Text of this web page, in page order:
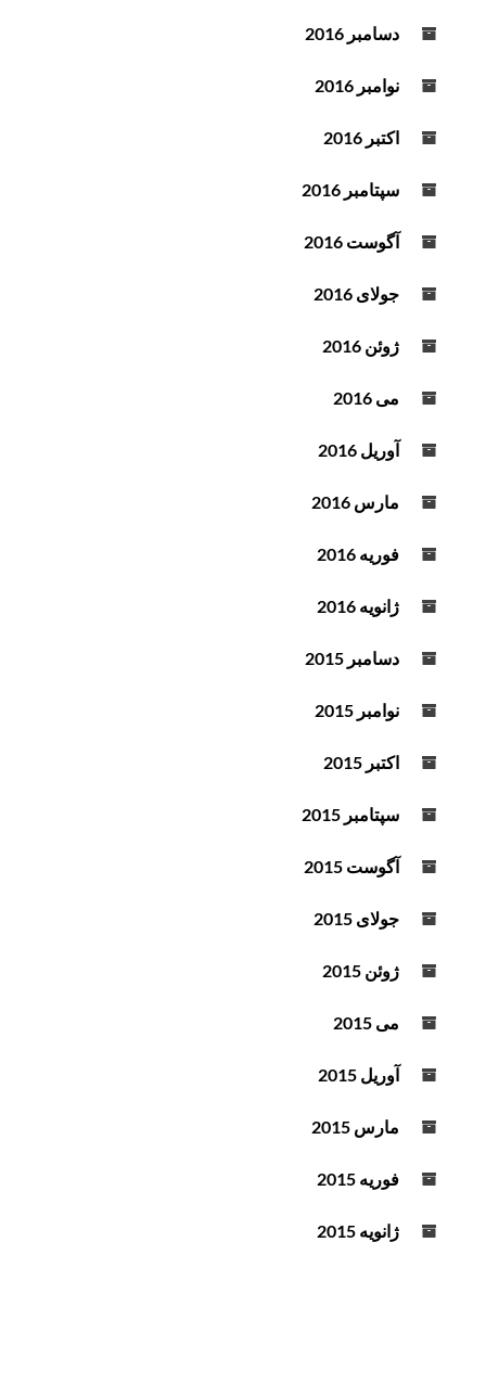
دسامبر 2016
نوامبر 2016
اکتبر 2016
سپتامبر 2016
آگوست 2016
جولای 2016
ژوئن 2016
می 2016
آوریل 2016
مارس 2016
فوریه 2016
ژانویه 2016
دسامبر 2015
نوامبر 2015
اکتبر 2015
سپتامبر 2015
آگوست 2015
جولای 2015
ژوئن 2015
می 2015
آوریل 2015
مارس 2015
فوریه 2015
ژانویه 2015